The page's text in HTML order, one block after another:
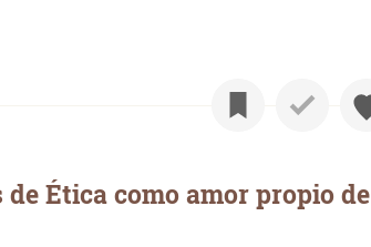
Ética como amor propio de